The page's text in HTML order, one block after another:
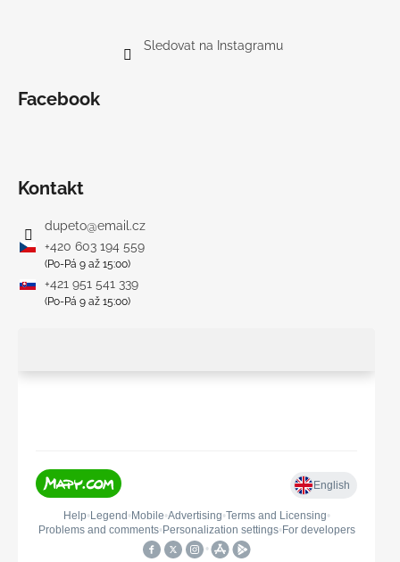
Sledovat na Instagramu
Facebook
Kontakt
dupeto@email.cz
+420 603 194 559
(Po-Pá 9 až 15:00)
+421 951 541 339
(Po-Pá 9 až 15:00)